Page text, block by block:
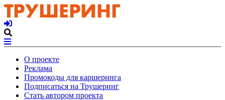
О проекте
Реклама
Промокоды для каршеринга
Подписаться на Трушеринг
Стать автором проекта